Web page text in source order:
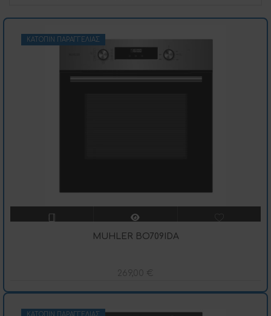
ΚΑΤΌΠΙΝ ΠΑΡΑΓΓΕΛΊΑΣ
MUHLER BO709IDA
269,00 €
ΚΑΤΌΠΙΝ ΠΑΡΑΓΓΕΛΊΑΣ